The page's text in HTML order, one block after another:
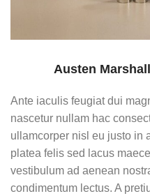
Austen
Ante iaculis feugiat dui
nascetur nullam hac
ullamcorper nisl eu justo in
platea felis sed lacus
vestibulum ad aenean
condimentum lectus. A